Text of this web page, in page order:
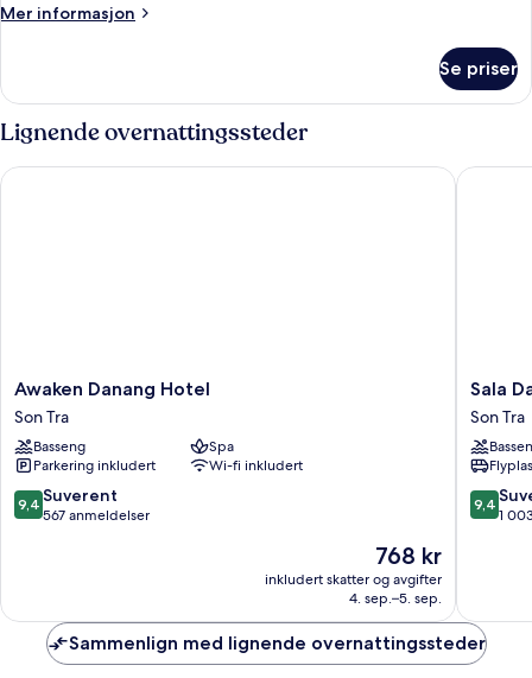
Mer informasjon
Mer
Suites
Three
Bedrooms
Se priser
Lignende overnattingssteder
Awaken
Danang
Hotel
Son
Tra
Awaken Danang Hotel
Son Tra
Basseng
Spa
Parkering inkludert
Wi-fi inkludert
9.4
av
9,4 Suverent
567 anmeldelser
Prisen
768 kr
768 kr
inkludert skatter og avgifter
4. sep.–5. sep.
Awaken Danang Hotel
Sala
Danang
Beach
Hotel
Son
Tra
Sala
Son Tra
9.4
av
9,4
1
Sala
Sammenlign med lignende overnattingssteder